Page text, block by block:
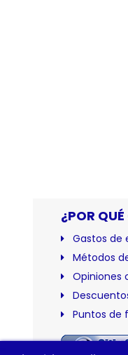
¿POR
Gastos de
Métodos
Opiniones
Puntos de